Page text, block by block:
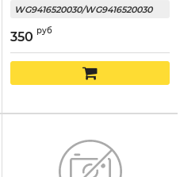
WG9416520030/WG9416520030
350 руб